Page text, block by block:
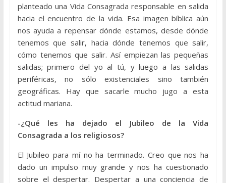
planteado una Vida Consagrada responsable en salida
hacia el encuentro de la vida. Esa imagen bíblica aún
nos ayuda a repensar dónde estamos, desde dónde
tenemos que salir, hacia dónde tenemos que salir,
cómo tenemos que salir. Así empiezan las pequeñas
salidas; primero del yo al tú, y luego a las salidas
periféricas, no sólo existenciales sino también
geográficas. Hay que sacarle mucho jugo a esta
actitud mariana.
-¿Qué les ha dejado el Jubileo de la Vida
Consagrada a los religiosos?
El Jubileo para mí no ha terminado. Creo que nos ha
dado un impulso muy grande y nos ha cuestionado
sobre el despertar. Despertar a una conciencia de